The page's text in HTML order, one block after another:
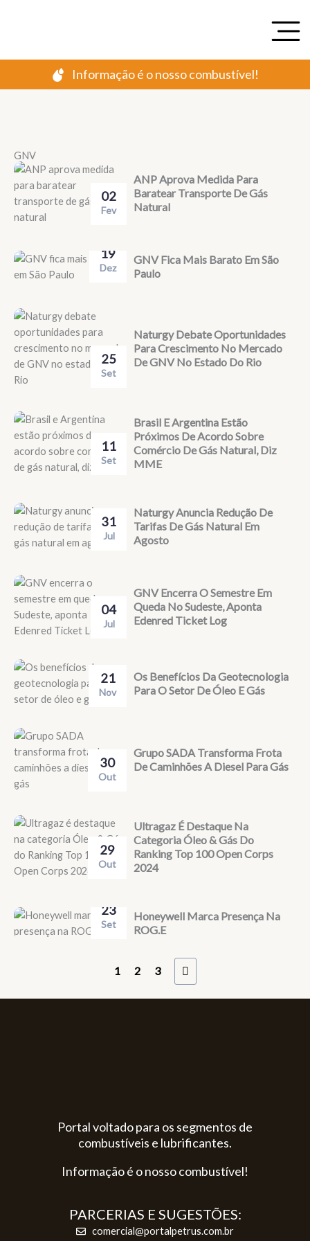
Informação é o nosso combustível!
GNV
02
Fev
ANP Aprova Medida Para
Baratear Transporte De Gás
Natural
19
Dez
GNV Fica Mais Barato Em São
Paulo
25
Set
Naturgy Debate Oportunidades
Para Crescimento No Mercado
De GNV No Estado Do Rio
11
Set
Brasil E Argentina Estão
Próximos De Acordo Sobre
Comércio De Gás Natural, Diz
MME
31
Jul
Naturgy Anuncia Redução De
Tarifas De Gás Natural Em
Agosto
04
Jul
GNV Encerra O Semestre Em
Queda No Sudeste, Aponta
Edenred Ticket Log
21
Nov
Os Benefícios Da Geotecnologia
Para O Setor De Óleo E Gás
30
Out
Grupo SADA Transforma Frota
De Caminhões A Diesel Para Gás
29
Out
Ultragaz É Destaque Na
Categoria Óleo & Gás Do
Ranking Top 100 Open Corps
2024
23
Set
Honeywell Marca Presença Na
ROG.E
1 2 3
Portal voltado para os segmentos de
combustíveis e lubrificantes.
Informação é o nosso combustível!
PARCERIAS E SUGESTÕES:
comercial@portalpetrus.com.br